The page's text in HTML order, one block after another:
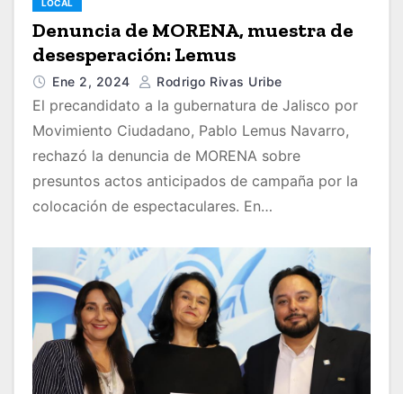
LOCAL
Denuncia de MORENA, muestra de
desesperación: Lemus
Ene 2, 2024 Rodrigo Rivas Uribe
El precandidato a la gubernatura de Jalisco por
Movimiento Ciudadano, Pablo Lemus Navarro,
rechazó la denuncia de MORENA sobre
presuntos actos anticipados de campaña por la
colocación de espectaculares. En…